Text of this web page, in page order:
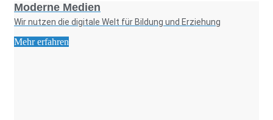
Moderne Medien
Wir nutzen die digitale Welt für Bildung und Erziehung
Mehr erfahren